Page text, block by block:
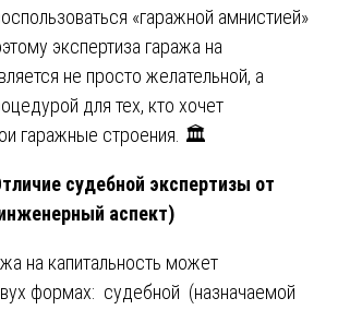
«гаражной амнистией»
экспертиза гаража на
не просто желательной, а
для тех, кто хочет
гаражные строения. 🏛️
судебной экспертизы от
аспект)
на капитальность может
формах: судебной (назначаемой